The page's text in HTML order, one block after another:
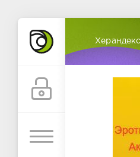
Херандекс